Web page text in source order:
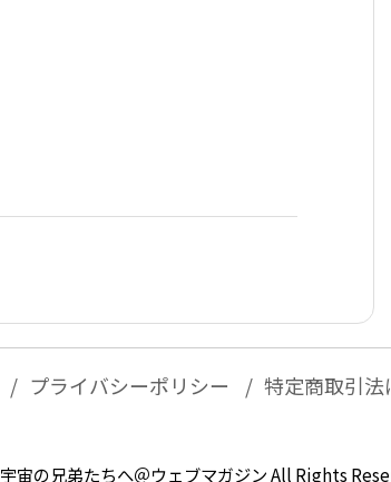
プライバシーポリシー 特定商取引
宇宙の兄弟たちへ＠ウェブマガジンAll Rights